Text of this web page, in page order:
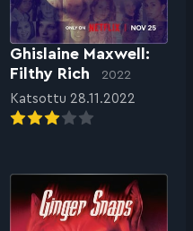
Ghislaine Maxwell:
Filthy Rich
2022
Katsottu 28.11.2022